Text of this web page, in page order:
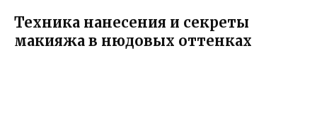
Техника нанесения и секреты
макияжа в нюдовых оттенках